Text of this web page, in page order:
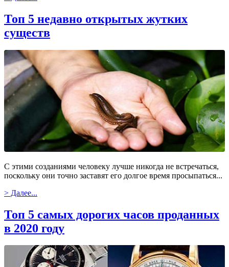
Топ 5 недавно открытых жутких
существ
С этими созданиями человеку лучше никогда не встречаться,
поскольку они точно заставят его долгое время просыпаться...
> Далее...
Топ 5 самых дорогих часов проданных
в 2020 году